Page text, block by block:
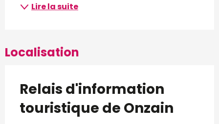
Lire la suite
Localisation
Relais d'information
touristique de Onzain